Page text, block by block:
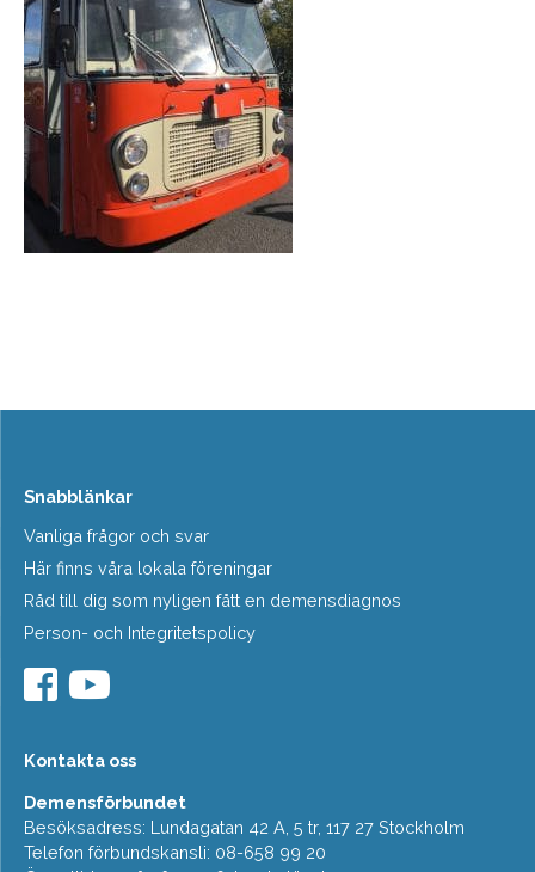
Snabblänkar
Vanliga frågor och svar
Här finns våra lokala föreningar
Råd till dig som nyligen fått en demensdiagnos
Person- och Integritetspolicy
Kontakta oss
Demensförbundet
Besöksadress: Lundagatan 42 A, 5 tr, 117 27 Stockholm
Telefon förbundskansli: 08-658 99 20